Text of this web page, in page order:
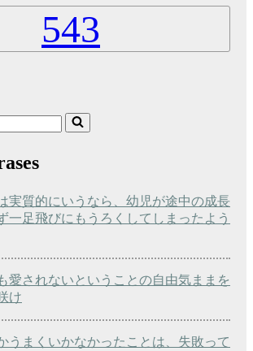
543
実質的にいうなら、幼児が途中の成長
一足飛びにもうろくしてしまったよう
愛されないということの自由気ままを
け
うまくいかなかったことは、失敗って